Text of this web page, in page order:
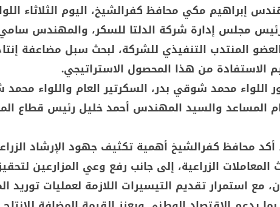
إبراهيم مكي محافظ كفرالشيخ، اليوم الثلاثاء
رئيس مجلس إدارة شركة الدلتا للسكر، والمهندس
المنتدب التنفيذي للشركة، لبحث سبل مضاعفة
الاستفادة من هذا المحصول الاستراتيجي.
اللواء محمد شوقي بدر، السكرتير العام واللواء محمد
المساعد والسيد المهندس أحمد خليل رئيس قطاع
أكد محافظ كفرالشيخ أهمية تكثيف جهود الإرشاد
الزراعية، إلى جانب رفع وعي المزارعين
مع استمرار تقديم التيسيرات اللازمة لعمليات توريد